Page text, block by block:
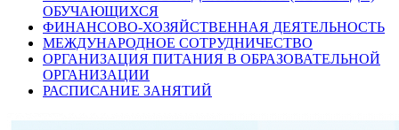
ОБУЧАЮЩИХСЯ
ФИНАНСОВО-ХОЗЯЙСТВЕННАЯ ДЕЯТЕЛЬНОСТЬ
МЕЖДУНАРОДНОЕ СОТРУДНИЧЕСТВО
ОРГАНИЗАЦИЯ ПИТАНИЯ В ОБРАЗОВАТЕЛЬНОЙ
ОРГАНИЗАЦИИ
РАСПИСАНИЕ ЗАНЯТИЙ